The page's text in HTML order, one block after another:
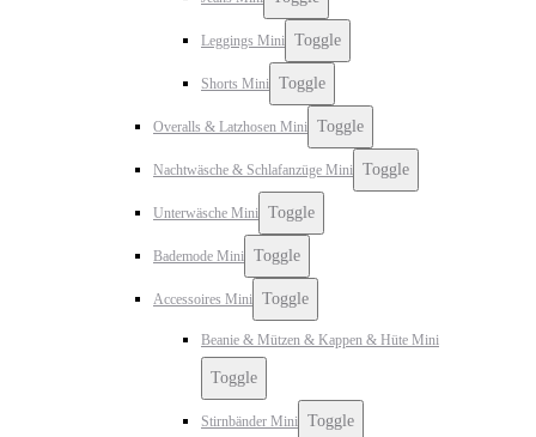
Leggings Mini Toggle
Shorts Mini Toggle
Overalls & Latzhosen Mini Toggle
Nachtwäsche & Schlafanzüge Mini Toggle
Unterwäsche Mini Toggle
Bademode Mini Toggle
Accessoires Mini Toggle
Beanie & Mützen & Kappen & Hüte Mini
Toggle
Stirnbänder Mini Toggle